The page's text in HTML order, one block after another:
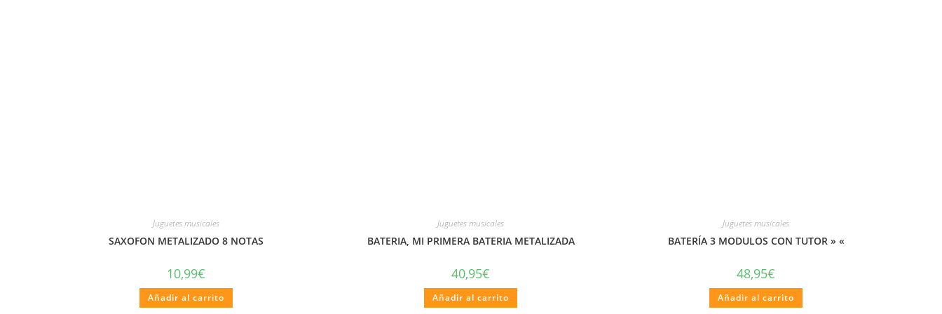
Juguetes musicales
SAXOFON METALIZADO 8 NOTAS
10,99€
Añadir al carrito
Juguetes musicales
BATERIA, MI PRIMERA BATERIA METALIZADA
40,95€
Añadir al carrito
Juguetes musicales
BATERÍA 3 MODULOS CON TUTOR » «
48,95€
Añadir al carrito